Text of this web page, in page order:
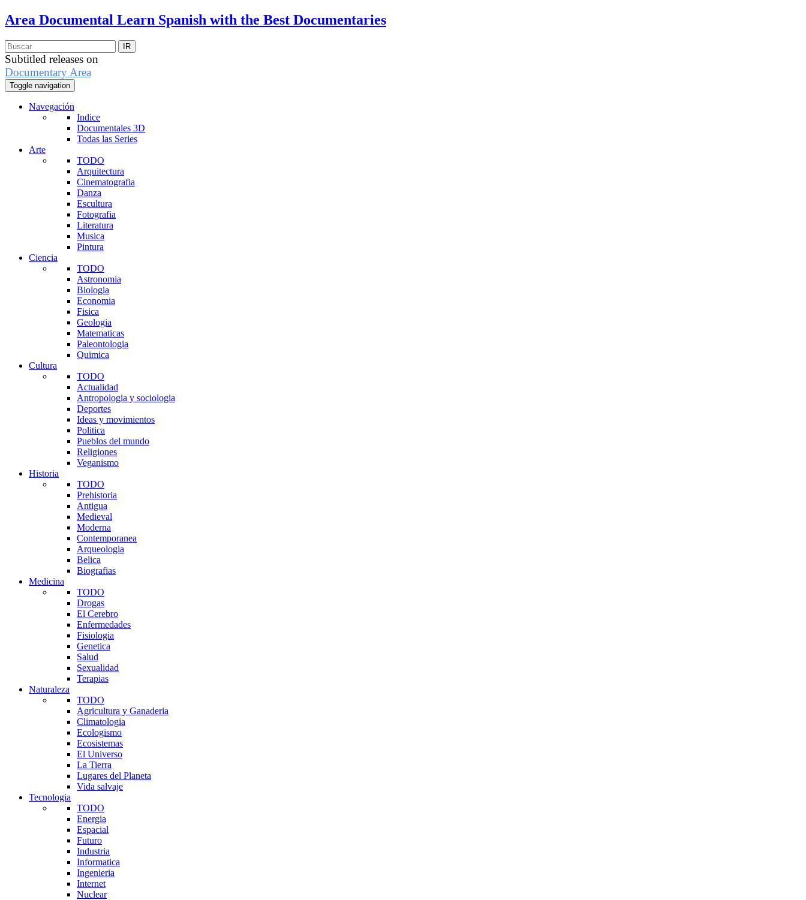
Area Documental Learn Spanish with the Best Documentaries
Subtitled releases on
Documentary Area
Toggle navigation
Navegación
Indice
Documentales 3D
Todas las Series
Arte
TODO
Arquitectura
Cinematografia
Danza
Escultura
Fotografia
Literatura
Musica
Pintura
Ciencia
TODO
Astronomia
Biologia
Economia
Fisica
Geologia
Matematicas
Paleontologia
Quimica
Cultura
TODO
Actualidad
Antropologia y sociologia
Deportes
Ideas y movimientos
Politica
Pueblos del mundo
Religiones
Veganismo
Historia
TODO
Prehistoria
Antigua
Medieval
Moderna
Contemporanea
Arqueologia
Belica
Biografias
Medicina
TODO
Drogas
El Cerebro
Enfermedades
Fisiologia
Genetica
Salud
Sexualidad
Terapias
Naturaleza
TODO
Agricultura y Ganaderia
Climatologia
Ecologismo
Ecosistemas
El Universo
La Tierra
Lugares del Planeta
Vida salvaje
Tecnologia
TODO
Energia
Espacial
Futuro
Industria
Informatica
Ingenieria
Internet
Nuclear